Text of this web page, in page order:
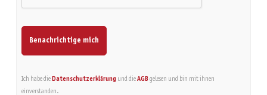
Benachrichtige mich
Ich habe die Datenschutzerklärungund die AGBgelesen und bin mit ihnen
einverstanden.